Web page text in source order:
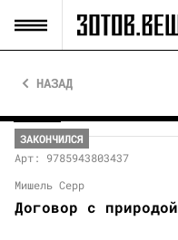
НАЗАД
ЗАКОНЧИЛСЯ
Арт: 9785943803437
Мишель Серр
Договор с природой